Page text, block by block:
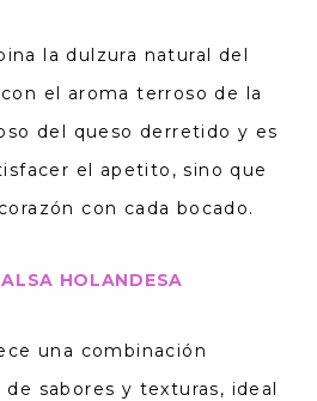
la dulzura natural del
el aroma terroso de la
del queso derretido y es
el apetito, sino que
con cada bocado​.
HOLANDESA
una combinación
sabores y texturas, ideal